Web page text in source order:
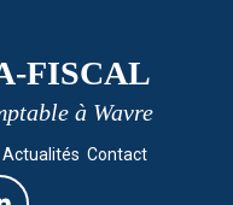
FISCAL
à Wavre
Actualités Contact